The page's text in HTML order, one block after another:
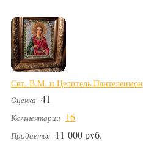
Свт. В.М. и Целитель Пантелеимон
Оценка 41
Комментарии 16
Продается 11 000 руб.